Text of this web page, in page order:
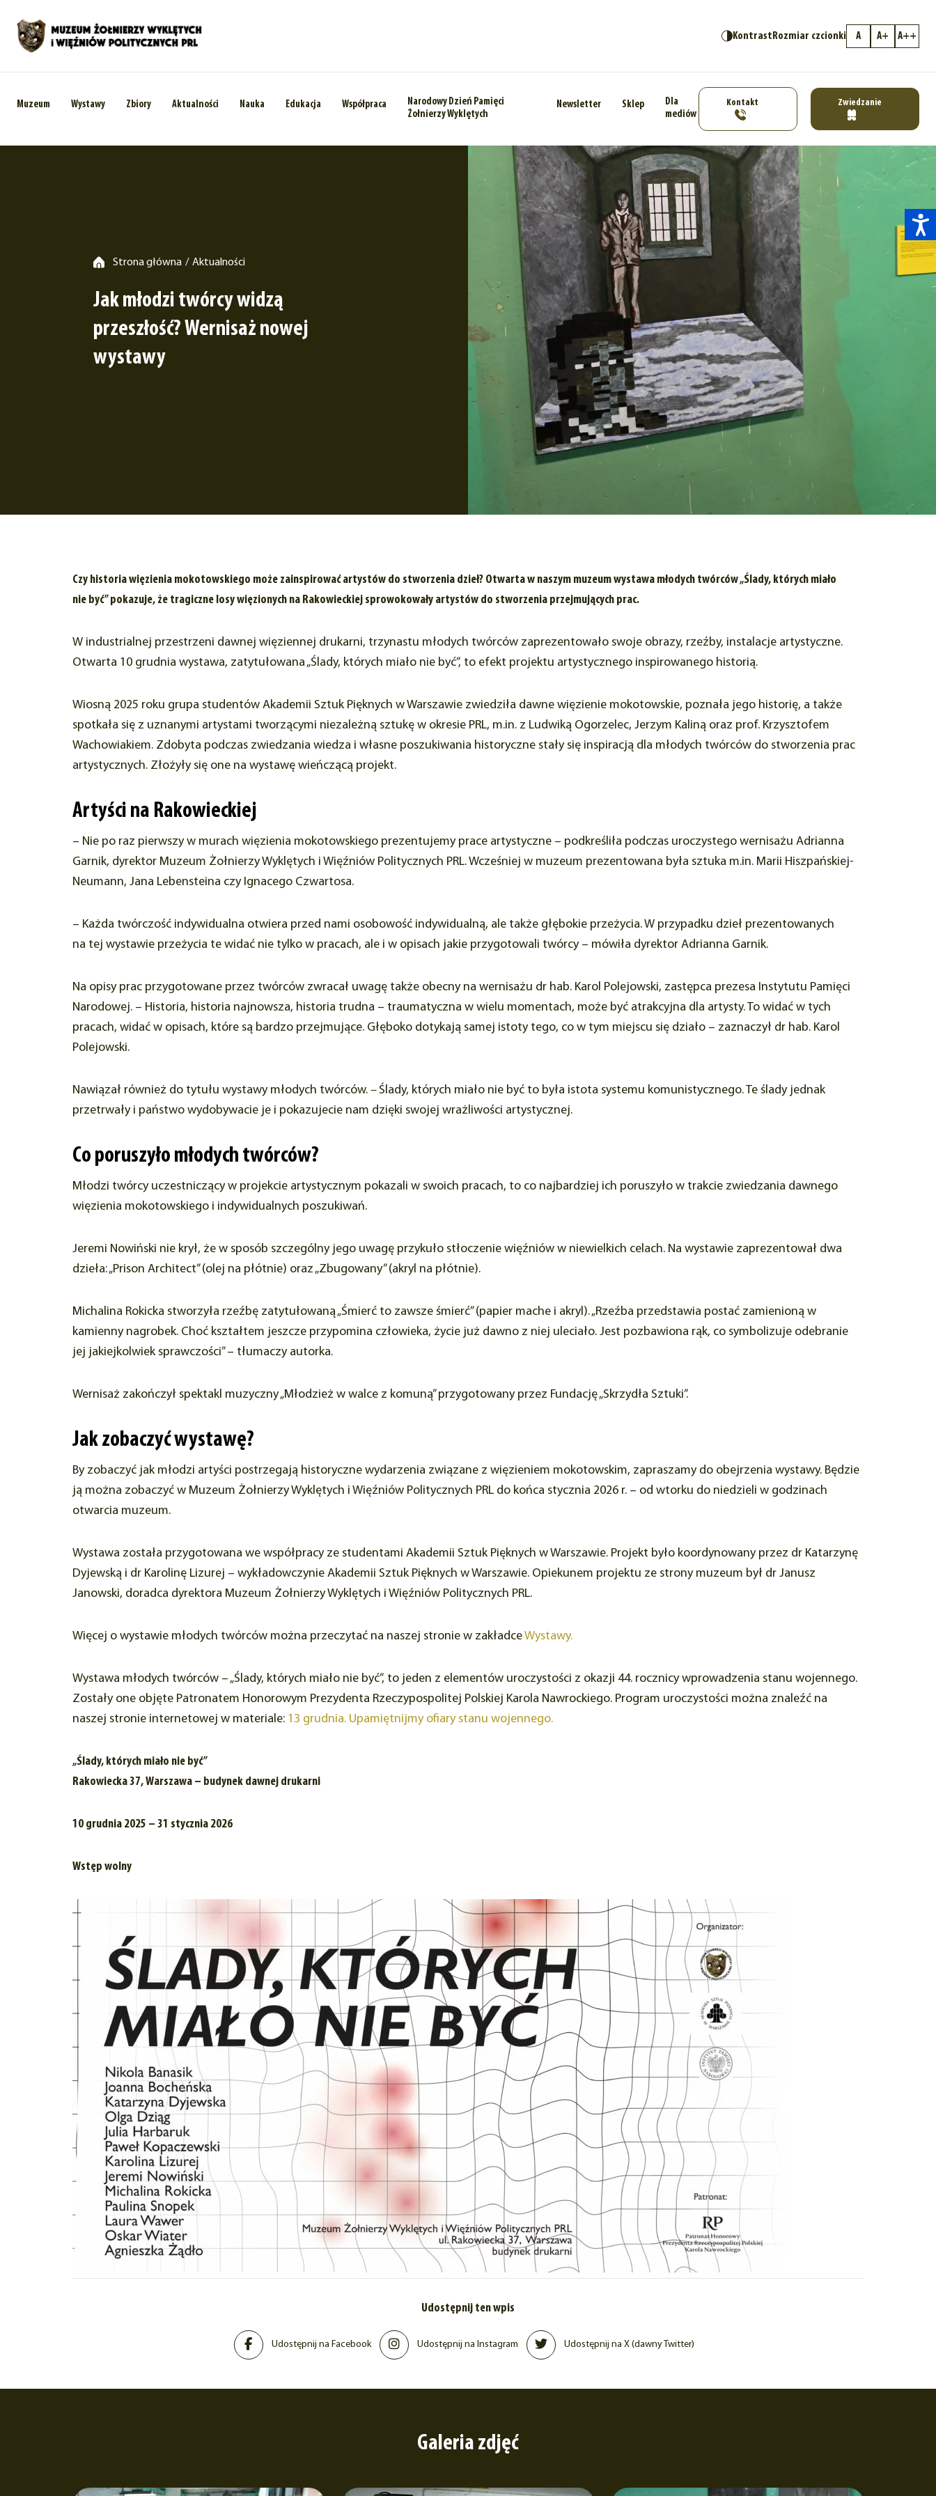
KontrastRozmiar czcionki A A+ A++
Muzeum Wystawy Zbiory Aktualności Nauka Edukacja Współpraca
Narodowy Dzień Pamięci
Żołnierzy Wyklętych
Newsletter Sklep
Dla
mediów
Kontakt Zwiedzanie
Strona główna / Aktualności
Jak młodzi twórcy widzą
przeszłość? Wernisaż nowej
wystawy
Czy historia więzienia mokotowskiego może zainspirować artystów do stworzenia dzieł? Otwarta w naszym muzeum wystawa młodych twórców „Ślady, których miało
nie być” pokazuje, że tragiczne losy więzionych na Rakowieckiej sprowokowały artystów do stworzenia przejmujących prac.
W industrialnej przestrzeni dawnej więziennej drukarni, trzynastu młodych twórców zaprezentowało swoje obrazy, rzeźby, instalacje artystyczne.
Otwarta 10 grudnia wystawa, zatytułowana „Ślady, których miało nie być”, to efekt projektu artystycznego inspirowanego historią.
Wiosną 2025 roku grupa studentów Akademii Sztuk Pięknych w Warszawie zwiedziła dawne więzienie mokotowskie, poznała jego historię, a także
spotkała się z uznanymi artystami tworzącymi niezależną sztukę w okresie PRL, m.in. z Ludwiką Ogorzelec, Jerzym Kaliną oraz prof. Krzysztofem
Wachowiakiem. Zdobyta podczas zwiedzania wiedza i własne poszukiwania historyczne stały się inspiracją dla młodych twórców do stworzenia prac
artystycznych. Złożyły się one na wystawę wieńczącą projekt.
Artyści na Rakowieckiej
– Nie po raz pierwszy w murach więzienia mokotowskiego prezentujemy prace artystyczne – podkreśliła podczas uroczystego wernisażu Adrianna
Garnik, dyrektor Muzeum Żołnierzy Wyklętych i Więźniów Politycznych PRL. Wcześniej w muzeum prezentowana była sztuka m.in. Marii Hiszpańskiej-
Neumann, Jana Lebensteina czy Ignacego Czwartosa.
– Każda twórczość indywidualna otwiera przed nami osobowość indywidualną, ale także głębokie przeżycia. W przypadku dzieł prezentowanych
na tej wystawie przeżycia te widać nie tylko w pracach, ale i w opisach jakie przygotowali twórcy – mówiła dyrektor Adrianna Garnik.
Na opisy prac przygotowane przez twórców zwracał uwagę także obecny na wernisażu dr hab. Karol Polejowski, zastępca prezesa Instytutu Pamięci
Narodowej. – Historia, historia najnowsza, historia trudna – traumatyczna w wielu momentach, może być atrakcyjna dla artysty. To widać w tych
pracach, widać w opisach, które są bardzo przejmujące. Głęboko dotykają samej istoty tego, co w tym miejscu się działo – zaznaczył dr hab. Karol
Polejowski.
Nawiązał również do tytułu wystawy młodych twórców. – Ślady, których miało nie być to była istota systemu komunistycznego. Te ślady jednak
przetrwały i państwo wydobywacie je i pokazujecie nam dzięki swojej wrażliwości artystycznej.
Co poruszyło młodych twórców?
Młodzi twórcy uczestniczący w projekcie artystycznym pokazali w swoich pracach, to co najbardziej ich poruszyło w trakcie zwiedzania dawnego
więzienia mokotowskiego i indywidualnych poszukiwań.
Jeremi Nowiński nie krył, że w sposób szczególny jego uwagę przykuło stłoczenie więźniów w niewielkich celach. Na wystawie zaprezentował dwa
dzieła: „Prison Architect” (olej na płótnie) oraz „Zbugowany” (akryl na płótnie).
Michalina Rokicka stworzyła rzeźbę zatytułowaną „Śmierć to zawsze śmierć” (papier mache i akryl). „Rzeźba przedstawia postać zamienioną w
kamienny nagrobek. Choć kształtem jeszcze przypomina człowieka, życie już dawno z niej uleciało. Jest pozbawiona rąk, co symbolizuje odebranie
jej jakiejkolwiek sprawczości” – tłumaczy autorka.
Wernisaż zakończył spektakl muzyczny „Młodzież w walce z komuną” przygotowany przez Fundację „Skrzydła Sztuki”.
Jak zobaczyć wystawę?
By zobaczyć jak młodzi artyści postrzegają historyczne wydarzenia związane z więzieniem mokotowskim, zapraszamy do obejrzenia wystawy. Będzie
ją można zobaczyć w Muzeum Żołnierzy Wyklętych i Więźniów Politycznych PRL do końca stycznia 2026 r. – od wtorku do niedzieli w godzinach
otwarcia muzeum.
Wystawa została przygotowana we współpracy ze studentami Akademii Sztuk Pięknych w Warszawie. Projekt było koordynowany przez dr Katarzynę
Dyjewską i dr Karolinę Lizurej – wykładowczynie Akademii Sztuk Pięknych w Warszawie. Opiekunem projektu ze strony muzeum był dr Janusz
Janowski, doradca dyrektora Muzeum Żołnierzy Wyklętych i Więźniów Politycznych PRL.
Więcej o wystawie młodych twórców można przeczytać na naszej stronie w zakładceWystawy.
Wystawa młodych twórców – „Ślady, których miało nie być”, to jeden z elementów uroczystości z okazji 44. rocznicy wprowadzenia stanu wojennego.
Zostały one objęte Patronatem Honorowym Prezydenta Rzeczypospolitej Polskiej Karola Nawrockiego. Program uroczystości można znaleźć na
naszej stronie internetowej w materiale: 13 grudnia. Upamiętnijmy ofiary stanu wojennego.
„Ślady, których miało nie być”
Rakowiecka 37, Warszawa – budynek dawnej drukarni
10 grudnia 2025 – 31 stycznia 2026
Wstęp wolny
Udostępnij ten wpis
Udostępnij na Facebook Udostępnij na Instagram Udostępnij na X (dawny Twitter)
Galeria zdjęć